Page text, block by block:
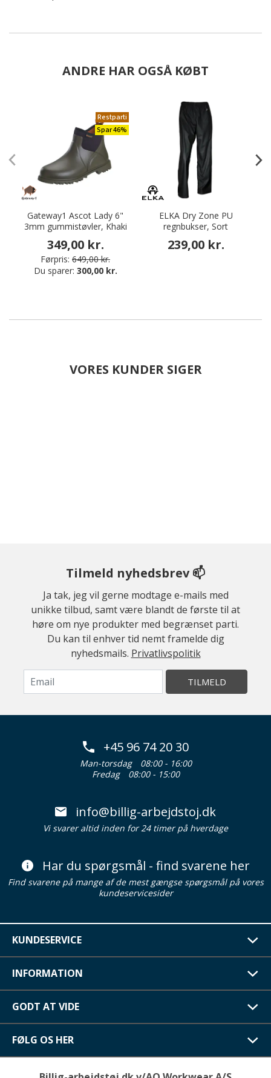
ANDRE HAR OGSÅ KØBT
Restparti
Spar 46%
Gateway1 Ascot Lady 6"
3mm gummistøvler, Khaki
349,00 kr.
Førpris: 649,00 kr.
Du sparer: 300,00 kr.
ELKA Dry Zone PU
regnbukser, Sort
239,00 kr.
VORES KUNDER SIGER
Tilmeld nyhedsbrev 📫
Ja tak, jeg vil gerne modtage e-mails med
unikke tilbud, samt være blandt de første til at
høre om nye produkter med begrænset parti.
Du kan til enhver tid nemt framelde dig
nyhedsmails. Privatlivspolitik
TILMELD
+45 96 74 20 30
Man-torsdag
08:00 - 16:00
Fredag
08:00 - 15:00
info@billig-arbejdstoj.dk
Vi svarer altid inden for 24 timer på hverdage
Har du spørgsmål - find svarene her
Find svarene på mange af de mest gængse spørgsmål på vores
kundeservicesider
KUNDESERVICE
INFORMATION
GODT AT VIDE
FØLG OS HER